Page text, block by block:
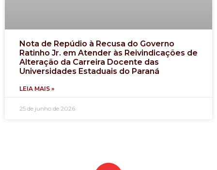
Nota de Repúdio à Recusa do Governo
Ratinho Jr. em Atender às Reivindicações de
Alteração da Carreira Docente das
Universidades Estaduais do Paraná
LEIA MAIS »
25 de junho de 2026